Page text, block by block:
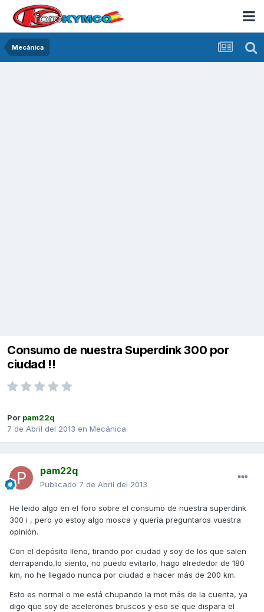
Mecánica
Consumo de nuestra Superdink 300 por
ciudad !!
Por pam22q
7 de Abril del 2013 en Mecánica
pam22q
Publicado 7 de Abril del 2013
He leido algo en el foro sobre el consumo de nuestra superdink
300 i , pero yo estoy algo mosca y quería preguntaros vuestra
opinión.
Con el depósito lleno, tirando por ciudad y soy de los que salen
derrapando,lo siento, no puedo evitarlo, hago alrededor de 180
km, no he llegado nunca por ciudad a hacer más de 200 km.
Esto es normal o me está chupando la mot más de la cuenta, ya
digo que soy de acelerones bruscos y eso se que dispara el